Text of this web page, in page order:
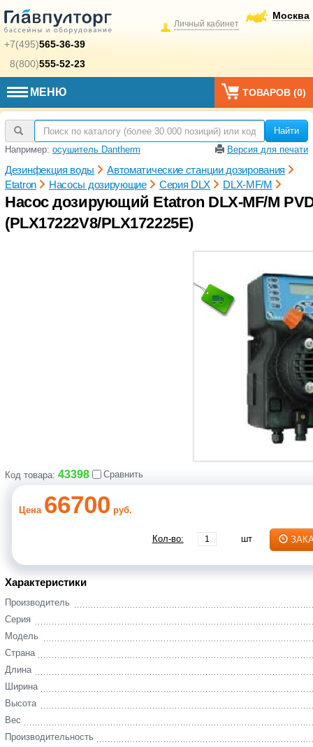
+7(495)565-36-39
8(800)555-52-23
Москва
Личный кабинет
МЕНЮ ТОВАРОВ (0)
Найти
Например: осушитель Dantherm Версия для печати
Дезинфекция воды
Автоматические станции дозирования
Etatron
Насосы дозирующие Серия DLX DLX-MF/M
Насос дозирующий Etatron DLX-MF/M
(PLX17222V8/PLX172225E)
Код товара: 43398 Сравнить
Цена 66700 руб.
Кол-во: шт
Характеристики
Производитель
Серия
Модель
Страна
Длина
Ширина
Высота
Вес
Производительность